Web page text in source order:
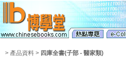
> 產品資料 > 四庫全書(子部 - 醫家類)